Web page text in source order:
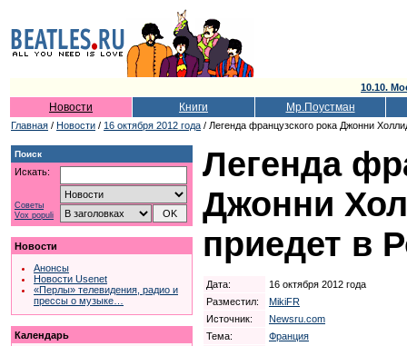
10.10.
Новости Книги Мр.Поустман
Главная / Новости / 16 октября 2012 года / Легенда французского рока Джонни
Поиск
Искать:
Советы
Vox populi
Новости
Анонсы
Новости Usenet
«Перлы» телевидения, радио и
прессы о музыке…
Календарь
Легенда
Джонни
приедет в
Дата:
16 октября 2012 года
Разместил:
MikiFR
Источник:
Newsru.com
Тема:
Франция